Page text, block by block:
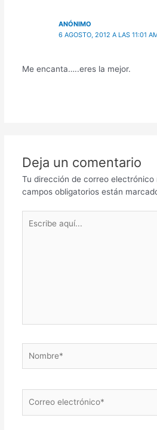
ANÓNIMO
6 AGOSTO, 2012 A LAS 11:01
Me encanta…..eres la mejor.
Deja un comentario
Tu dirección de correo electrónico
campos obligatorios están